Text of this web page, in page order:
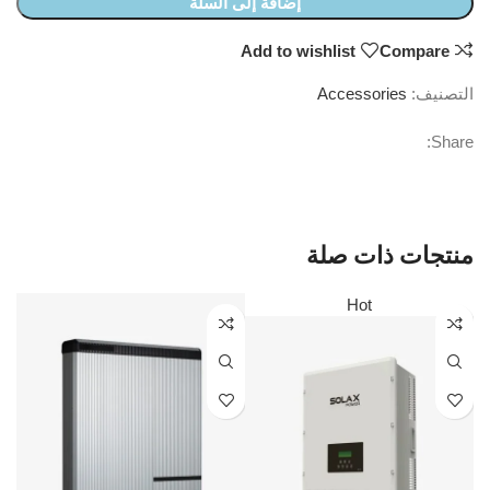
Compare
Add to wishlist
التصنيف: Accessories
Share:
منتجات ذات صلة
Hot